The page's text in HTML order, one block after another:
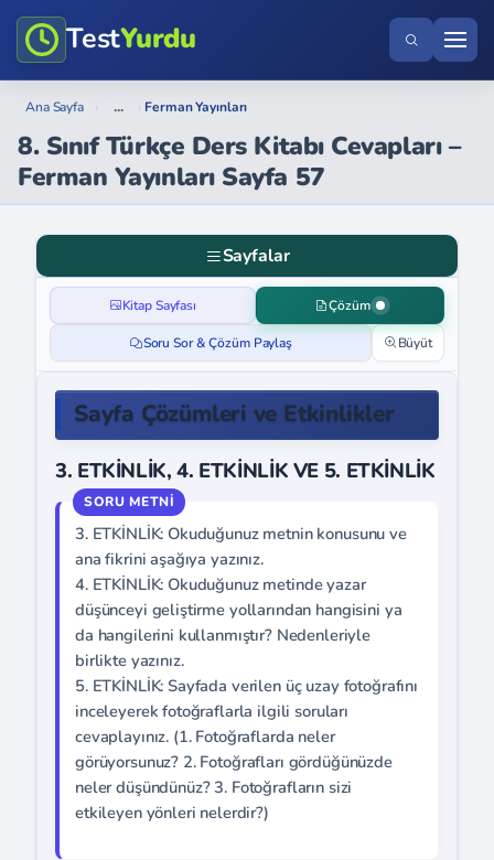
TestYurdu
Ana Sayfa › ... › Ferman Yayınları
8. Sınıf Türkçe Ders Kitabı Cevapları –
Ferman Yayınları Sayfa 57
Sayfalar
Kitap Sayfası Çözüm
Soru Sor & Çözüm Paylaş Büyüt
Sayfa Çözümleri ve Etkinlikler
3. ETKİNLİK, 4. ETKİNLİK VE 5. ETKİNLİK
3. ETKİNLİK: Okuduğunuz metnin konusunu ve
ana fikrini aşağıya yazınız.
4. ETKİNLİK: Okuduğunuz metinde yazar
düşünceyi geliştirme yollarından hangisini ya
da hangilerini kullanmıştır? Nedenleriyle
birlikte yazınız.
5. ETKİNLİK: Sayfada verilen üç uzay fotoğrafını
inceleyerek fotoğraflarla ilgili soruları
cevaplayınız. (1. Fotoğraflarda neler
görüyorsunuz? 2. Fotoğrafları gördüğünüzde
neler düşündünüz? 3. Fotoğrafların sizi
etkileyen yönleri nelerdir?)